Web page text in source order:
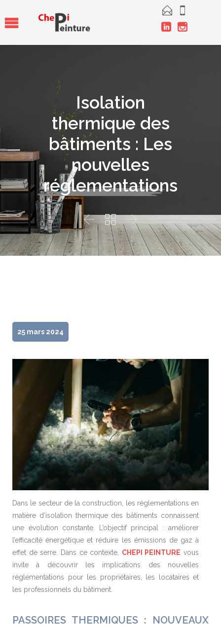
 
 
Isolation
thermique des
bâtiments : Les
nouvelles
réglementations
  
25 mars 2024
Dans le secteur de la construction, les réglementations en
matière d’isolation thermique des bâtiments connaissent
une évolution constante. L’objectif principal : améliorer
l’efficacité énergétique et réduire les émissions de gaz à
effet de serre. Dans ce contexte, CHEPI PEINTURE vous
invite à découvrir les implications des nouvelles
réglementations pour les propriétaires, les locataires et
les professionnels du bâtiment.
PASSOIRES THERMIQUES : NOUVEAUX